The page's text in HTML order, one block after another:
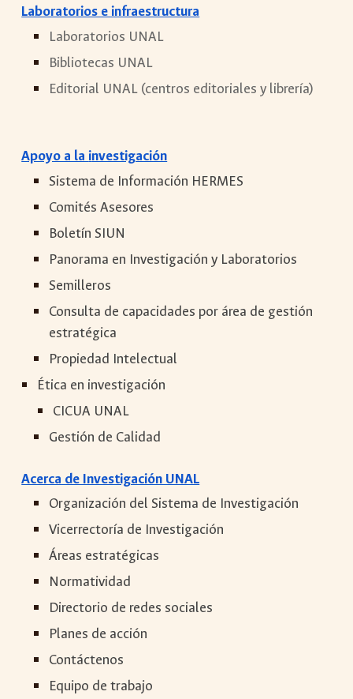
Laboratorios e infraestructura
Laboratorios UNAL
Bibliotecas UNAL
Editorial UNAL (centros editoriales y librería)
Apoyo a lainvestigación
Sistema de Información HERMES
Comités Asesores
Boletín SIUN
Panorama en Investigación y Laboratorios
Semilleros
Consulta de capacidades por área de gestión
estratégica
Propiedad Intelectual
Ética en investigación
CICUA UNAL
Gestión de Calidad
Acerca de Investigación UNAL
Organización del Sistema de Investigación
Vicerrectoría de Investigación
Áreas estratégicas
Normatividad
Directorio de redes sociales
Planes de acción
Contáctenos
Equipo de trabajo